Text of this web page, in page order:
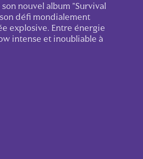
nouvel album "Survival
défi mondialement
explosive. Entre énergie
intense et inoubliable à